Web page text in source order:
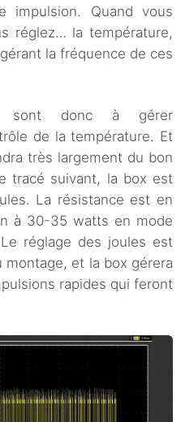
impulsion. Quand vous
réglez… la température,
la fréquence de ces
sont donc à gérer
de la température. Et
très largement du bon
tracé suivant, la box est
La résistance est en
à 30-35 watts en mode
réglage des joules est
et la box gérera
rapides qui feront